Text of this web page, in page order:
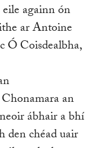
againn ón
ar Antoine
Coisdealbha,
an
ábhair a bhí
den chéad uair